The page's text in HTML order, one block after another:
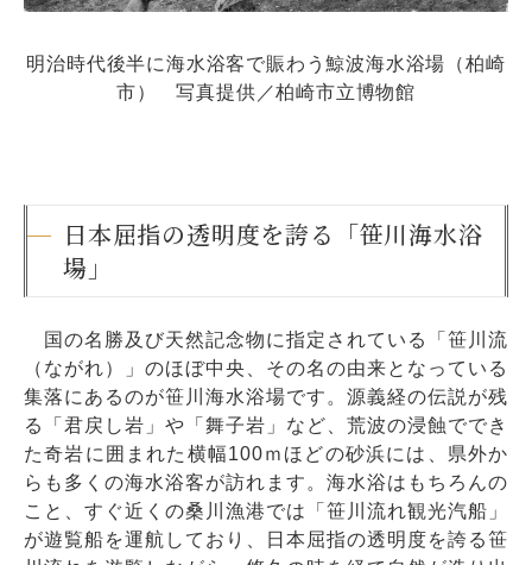
明治時代後半に海水浴客で賑わう鯨波海水浴場（柏崎
市） 写真提供／柏崎市立博物館
日本屈指の透明度を誇る「笹川海水浴
場」
国の名勝及び天然記念物に指定されている「笹川流
（ながれ）」のほぼ中央、その名の由来となっている
集落にあるのが笹川海水浴場です。源義経の伝説が残
る「君戻し岩」や「舞子岩」など、荒波の浸蝕ででき
た奇岩に囲まれた横幅100ｍほどの砂浜には、県外か
らも多くの海水浴客が訪れます。海水浴はもちろんの
こと、すぐ近くの桑川漁港では「笹川流れ観光汽船」
が遊覧船を運航しており、日本屈指の透明度を誇る笹